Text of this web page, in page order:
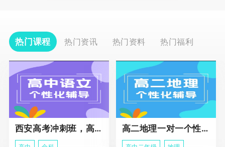
热门课程 热门资讯 热门资料 热门福利
西安高考冲刺班，高三全科辅导 高二地理一对一个性化冲刺辅导课程